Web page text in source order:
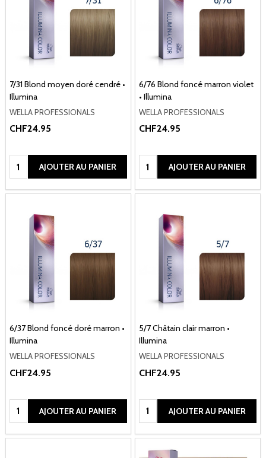
7/31 Blond moyen doré cendré •
Illumina
WELLA PROFESSIONALS
CHF24.95
Quantité:AJOUTER AU PANIER
6/76 Blond foncé marron violet
• Illumina
WELLA PROFESSIONALS
CHF24.95
Quantité:AJOUTER AU PANIER
6/37 Blond foncé doré marron •
Illumina
WELLA PROFESSIONALS
CHF24.95
Quantité:AJOUTER AU PANIER
5/7 Châtain clair marron •
Illumina
WELLA PROFESSIONALS
CHF24.95
Quantité:AJOUTER AU PANIER